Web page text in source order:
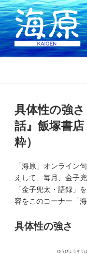
コ
ン
テ
ン
ツ
具体性の強
話』飯塚書
粋）
「海原」オンライン
えして、毎月、金子
「金子兜太・語録」
容をこのコーナー「
具体性の強さ
ゆうびょう そう